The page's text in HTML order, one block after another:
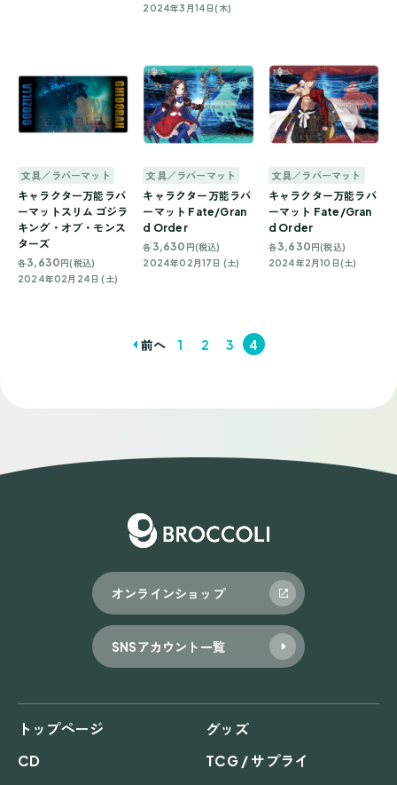
2024年3月14日(木)
文具／ラバーマット
キャラクター万能ラバ
ーマットスリム ゴジラ
キング・オブ・モンス
ターズ
各3,630 円(税込)
2024年02月24日 (土)
文具／ラバーマット
キャラクター万能ラバ
ーマット Fate/Gran
d Order
各3,630 円(税込)
2024年02月17日 (土)
文具／ラバーマット
キャラクター万能ラバ
ーマット Fate/Gran
d Order
各3,630 円(税込)
2024年2月10日(土)
ゲ
前へ 1 2 3 4
オンラインショップ
SNSアカウント一覧
トップページ
グッズ
CD
TCG / サプライ